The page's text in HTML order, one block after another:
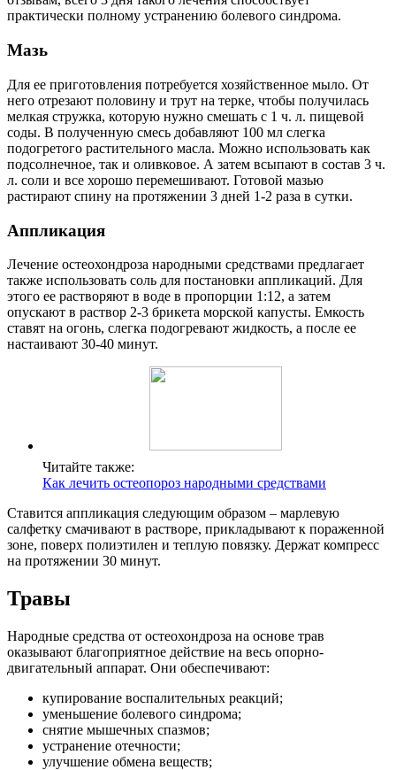
практически полному устранению болевого синдрома.
Мазь
Для ее приготовления потребуется хозяйственное мыло. От
него отрезают половину и трут на терке, чтобы получилась
мелкая стружка, которую нужно смешать с 1 ч. л. пищевой
соды. В полученную смесь добавляют 100 мл слегка
подогретого растительного масла. Можно использовать как
подсолнечное, так и оливковое. А затем всыпают в состав 3 ч.
л. соли и все хорошо перемешивают. Готовой мазью
растирают спину на протяжении 3 дней 1-2 раза в сутки.
Аппликация
Лечение остеохондроза народными средствами предлагает
также использовать соль для постановки аппликаций. Для
этого ее растворяют в воде в пропорции 1:12, а затем
опускают в раствор 2-3 брикета морской капусты. Емкость
ставят на огонь, слегка подогревают жидкость, а после ее
настаивают 30-40 минут.
Читайте также:
Как лечить остеопороз народными средствами
Ставится аппликация следующим образом – марлевую
салфетку смачивают в растворе, прикладывают к пораженной
зоне, поверх полиэтилен и теплую повязку. Держат компресс
на протяжении 30 минут.
Травы
Народные средства от остеохондроза на основе трав
оказывают благоприятное действие на весь опорно-
двигательный аппарат. Они обеспечивают:
купирование воспалительных реакций;
уменьшение болевого синдрома;
снятие мышечных спазмов;
устранение отечности;
улучшение обмена веществ;